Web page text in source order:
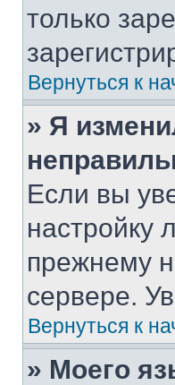
только
Вернуться к
» Я
Если вы
настройку
прежнему
сервере.
Вернуться к
» Моего